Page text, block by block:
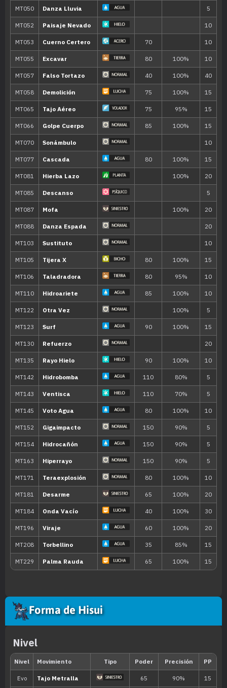
25 Hidropulso 60
29 Golpe Aéreo 60
34 Acua Jet 40
39 Otra Vez
46 Acua Cola 90
51 Represalia 70
58 Danza Espada
63 Hidrobomba 110
Movimiento Tipo Poder
Tajo Acuático
Espada Santa 90
Tajo Aéreo 75
Tajo Umbrío 70
Copión
Desarme
Detección
Chirrido
MT/MO Movimiento Tipo Poder
MT001 Derribo 90
MT007 Protección
MT011 Hidropulso 60
MT018
MT022 Agua Fría 50
Forma de Hisui
Nivel